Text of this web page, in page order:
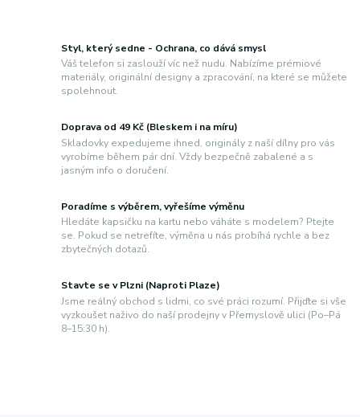
Styl, který sedne - Ochrana, co dává smysl
Váš telefon si zaslouží víc než nudu. Nabízíme prémiové
materiály, originální designy a zpracování, na které se můžete
spolehnout.
Doprava od 49 Kč (Bleskem i na míru)
Skladovky expedujeme ihned, originály z naší dílny pro vás
vyrobíme během pár dní. Vždy bezpečně zabalené a s
jasným info o doručení.
Poradíme s výběrem, vyřešíme výměnu
Hledáte kapsičku na kartu nebo váháte s modelem? Ptejte
se. Pokud se netrefíte, výměna u nás probíhá rychle a bez
zbytečných dotazů.
Stavte se v Plzni (Naproti Plaze)
Jsme reálný obchod s lidmi, co své práci rozumí. Přijďte si vše
vyzkoušet naživo do naší prodejny v Přemyslově ulici (Po–Pá
8–15:30 h).